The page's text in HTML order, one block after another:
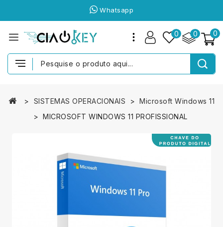
Whatsapp
0
0
0
SISTEMAS OPERACIONAIS
Microsoft Windows 11
MICROSOFT WINDOWS 11 PROFISSIONAL